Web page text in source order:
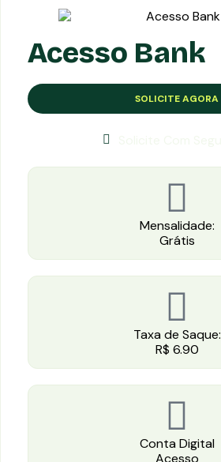
Acesso Bank
SOLICITE AGORA
Mensalidade:
Grátis
Taxa de Saque:
R$ 6.90
Conta Digital
Acesso